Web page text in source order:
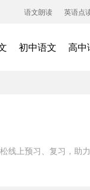
语文朗读 英语点
初中语文 高中
线上预习、复习，助